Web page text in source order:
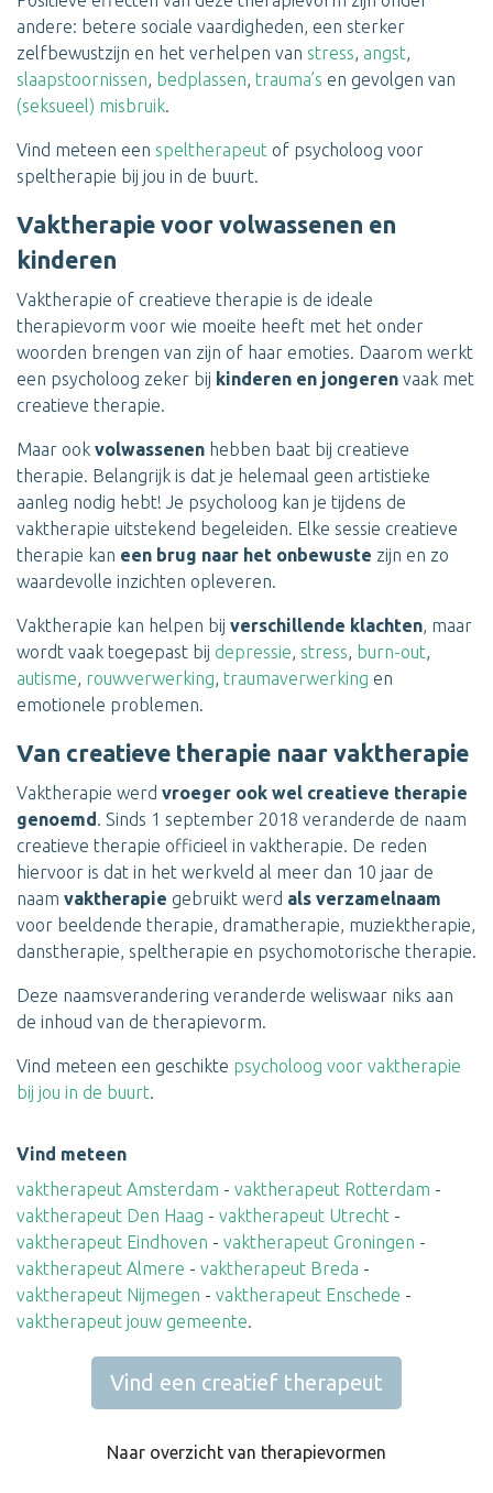
andere: betere sociale vaardigheden, een sterker
zelfbewustzijn en het verhelpen van stress, angst,
slaapstoornissen, bedplassen, trauma’s en gevolgen van
(seksueel) misbruik.
Vind meteen een speltherapeut of psycholoog voor
speltherapie bij jou in de buurt.
Vaktherapie voor volwassenen en
kinderen
Vaktherapie of creatieve therapie is de ideale
therapievorm voor wie moeite heeft met het onder
woorden brengen van zijn of haar emoties. Daarom werkt
een psycholoog zeker bij kinderen en jongeren vaak met
creatieve therapie.
Maar ook volwassenen hebben baat bij creatieve
therapie. Belangrijk is dat je helemaal geen artistieke
aanleg nodig hebt! Je psycholoog kan je tijdens de
vaktherapie uitstekend begeleiden. Elke sessie creatieve
therapie kan een brug naar het onbewuste zijn en zo
waardevolle inzichten opleveren.
Vaktherapie kan helpen bij verschillende klachten, maar
wordt vaak toegepast bij depressie, stress, burn-out,
autisme, rouwverwerking, traumaverwerking en
emotionele problemen.
Van creatieve therapie naar vaktherapie
Vaktherapie werd vroeger ook wel creatieve therapie
genoemd . Sinds 1 september 2018 veranderde de naam
creatieve therapie officieel in vaktherapie. De reden
hiervoor is dat in het werkveld al meer dan 10 jaar de
naam vaktherapie gebruikt werd als verzamelnaam
voor beeldende therapie, dramatherapie, muziektherapie,
danstherapie, speltherapie en psychomotorische therapie.
Deze naamsverandering veranderde weliswaar niks aan
de inhoud van de therapievorm.
Vind meteen een geschikte psycholoog voor vaktherapie
bij jou in de buurt.
Vind meteen
vaktherapeut Amsterdam - vaktherapeut Rotterdam -
vaktherapeut Den Haag - vaktherapeut Utrecht -
vaktherapeut Eindhoven - vaktherapeut Groningen -
vaktherapeut Almere - vaktherapeut Breda -
vaktherapeut Nijmegen - vaktherapeut Enschede -
vaktherapeut jouw gemeente.
Vind een creatief therapeut
Naar overzicht van therapievormen